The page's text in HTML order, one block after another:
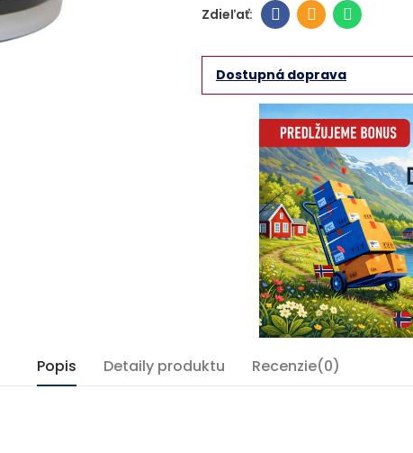
Dostupná doprava
Popis Detaily produktu Recenzie(0)